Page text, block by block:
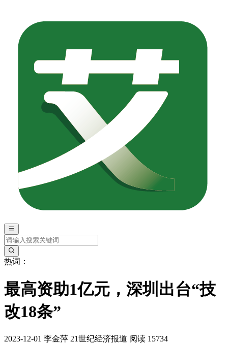
热词：
最高资助1亿元，深圳出台“技
改18条”
2023-12-01 李金萍 21世纪经济报道 阅读 15734